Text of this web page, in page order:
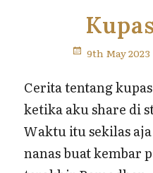
9th May 2023
Cerita tentang
ketika aku share di
Waktu itu sekilas
nanas buat kembar